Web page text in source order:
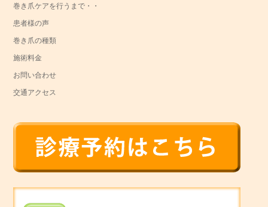
巻き爪ケアを行うまで・・
患者様の声
巻き爪の種類
施術料金
お問い合わせ
交通アクセス